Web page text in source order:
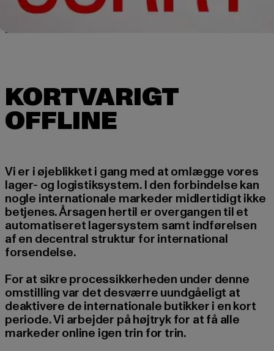
KORTVARIGT
Vi er i øjeblikket i gang med at omlægge vores
lager- og logistiksystem. I den forbindelse kan
nogle internationale markeder midlertidigt ikke
betjenes. Årsagen hertil er overgangen til et
automatiseret lagersystem samt indførelsen
af en decentral struktur for international
forsendelse.
For at sikre processikkerheden under denne
omstilling var det desværre uundgåeligt at
deaktivere de internationale butikker i en kort
periode. Vi arbejder på højtryk for at få alle
markeder online igen trin for trin.